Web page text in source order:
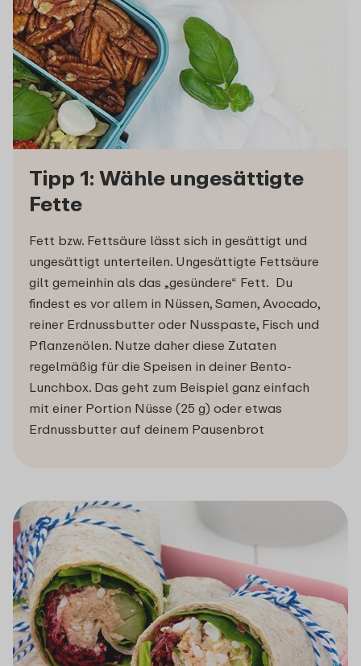
Tipp 1: Wähle ungesättigte
Fette
Fett bzw. Fettsäure lässt sich in gesättigt und
ungesättigt unterteilen. Ungesättigte Fettsäure
gilt gemeinhin als das „gesündere“ Fett. Du
findest es vor allem in Nüssen, Samen, Avocado,
reiner Erdnussbutter oder Nusspaste, Fisch und
Pflanzenölen. Nutze daher diese Zutaten
regelmäßig für die Speisen in deiner Bento-
Lunchbox. Das geht zum Beispiel ganz einfach
mit einer Portion Nüsse (25 g) oder etwas
Erdnussbutter auf deinem Pausenbrot